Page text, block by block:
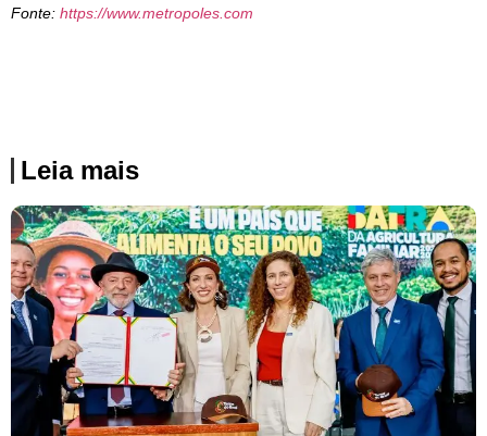
Fonte: https://www.metropoles.com
Leia mais